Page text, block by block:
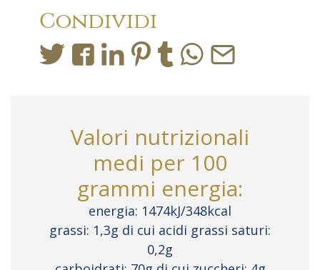
Condividi
Valori nutrizionali
medi per 100
grammi energia:
energia: 1474kJ/348kcal
grassi: 1,3g di cui acidi grassi saturi:
0,2g